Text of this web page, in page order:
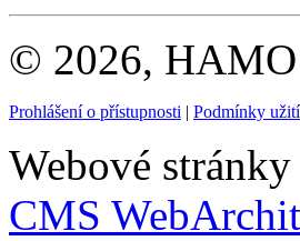
© 2026, HAMO
Prohlášení o přístupnosti | Podmínky užití
Webové
CMS